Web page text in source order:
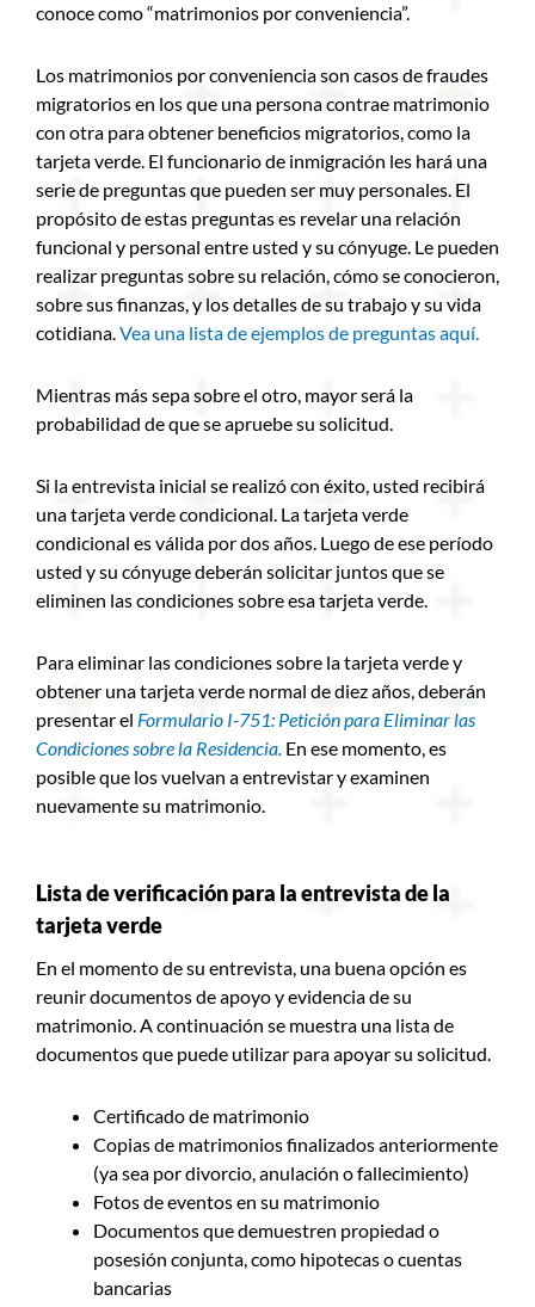
conoce como “matrimonios por conveniencia”.
Los matrimonios por conveniencia son casos de fraudes
migratorios en los que una persona contrae matrimonio
con otra para obtener beneficios migratorios, como la
tarjeta verde. El funcionario de inmigración les hará una
serie de preguntas que pueden ser muy personales. El
propósito de estas preguntas es revelar una relación
funcional y personal entre usted y su cónyuge. Le pueden
realizar preguntas sobre su relación, cómo se conocieron,
sobre sus finanzas, y los detalles de su trabajo y su vida
cotidiana.Vea una lista de ejemplos de preguntas aquí.
Mientras más sepa sobre el otro, mayor será la
probabilidad de que se apruebe su solicitud.
Si la entrevista inicial se realizó con éxito, usted recibirá
una tarjeta verde condicional. La tarjeta verde
condicional es válida por dos años. Luego de ese período
usted y su cónyuge deberán solicitar juntos que se
eliminen las condiciones sobre esa tarjeta verde.
Para eliminar las condiciones sobre la tarjeta verde y
obtener una tarjeta verde normal de diez años, deberán
presentar el Formulario I-751: Petición para Eliminar las
Condiciones sobre la Residencia. En ese momento, es
posible que los vuelvan a entrevistar y examinen
nuevamente su matrimonio.
Lista de verificación para la entrevista de la
tarjeta verde
En el momento de su entrevista, una buena opción es
reunir documentos de apoyo y evidencia de su
matrimonio. A continuación se muestra una lista de
documentos que puede utilizar para apoyar su solicitud.
Certificado de matrimonio
Copias de matrimonios finalizados anteriormente
(ya sea por divorcio, anulación o fallecimiento)
Fotos de eventos en su matrimonio
Documentos que demuestren propiedad o
posesión conjunta, como hipotecas o cuentas
bancarias